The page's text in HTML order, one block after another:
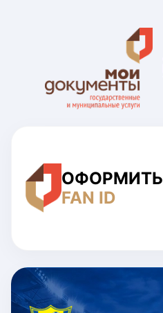
ОФОРМИТЬ
FAN ID